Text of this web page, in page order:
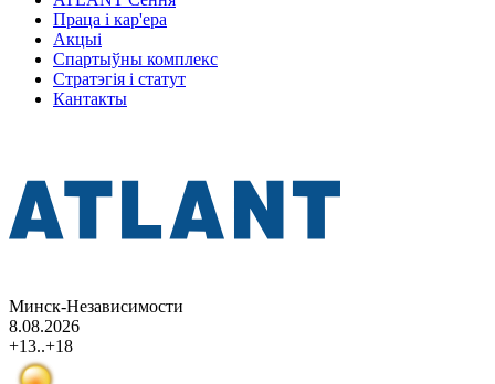
Праца і кар'ера
Акцыі
Спартыўны комплекс
Стратэгія і статут
Кантакты
Минск-Независимости
8.08.2026
+13..+18